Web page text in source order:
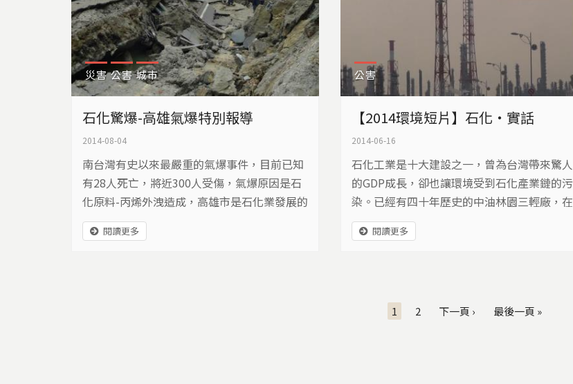
災害 公害 城市
石化驚爆-高雄氣爆特別報導
2014-08-04
南台灣有史以來最嚴重的氣爆事件，目前已知
有28人死亡，將近300人受傷，氣爆原因是石
化原料-丙烯外洩造成，高雄市是石化業發展的
重鎮，地底管線錯綜複雜，究竟是哪家業者所
引起？又為何發生氣爆？對於地底下還藏有多
閱讀更多
公害
【2014環境短片】石化‧實話
2014-06-16
石化工業是十大建設之一，曾為台灣帶來驚人
的GDP成長，卻也讓環境受到石化產業鏈的污
染。已經有四十年歷史的中油林園三輕廠，在
民國97年底，以更新之名進行擴廠，環保團體
與居民質疑「有條件通過」的環評，缺乏正當
閱讀更多
1 2 下一頁 › 最後一頁 »